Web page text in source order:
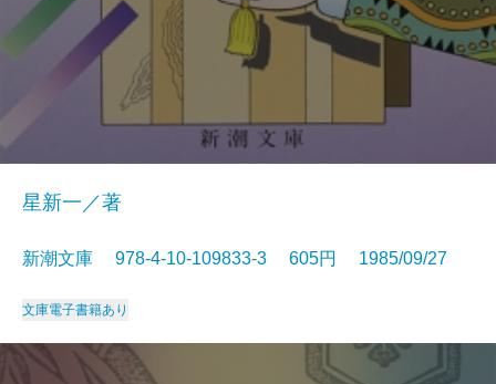
星新一／著
新潮文庫 978-4-10-109833-3 605円 1985/09/27
文庫電子書籍あり